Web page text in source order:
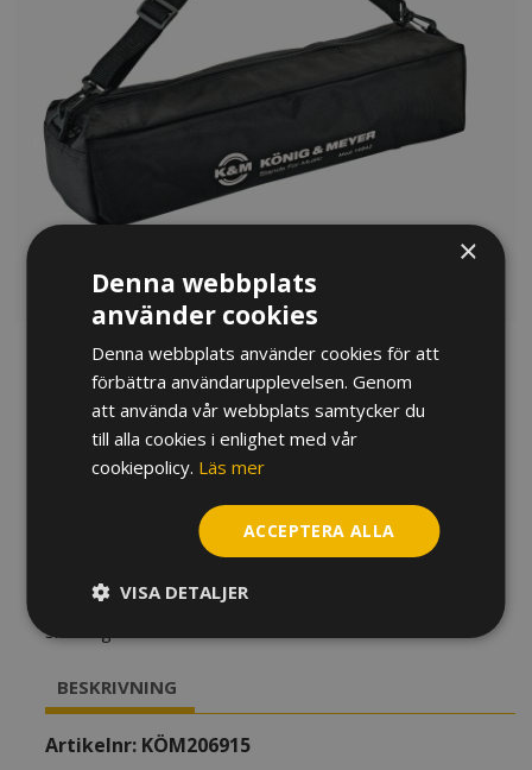
VÄSKA K&M 14942 FÖR
14940/14941, TUBA/BARYTON
kr
Väska till ditt tuba/barytonställ i svart/grön nylon, som
gör det lite enklare att ta det med sig mellan rep och
spelning.
Slut i lager
BESKRIVNING
Artikelnr: KÖM206915
×
Denna webbplats
använder cookies
Denna webbplats använder cookies för att
förbättra användarupplevelsen. Genom
att använda vår webbplats samtycker du
till alla cookies i enlighet med vår
cookiepolicy. Läs mer
ACCEPTERA ALLA
VISA DETALJER